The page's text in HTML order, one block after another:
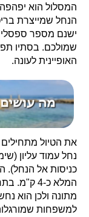
המסלול הוא יפהפה
הנחל שמייצרת
ישנם מספר ספסלי
שמולכם. בסתיו
האופיינית לעונה.
את הטיול
נחל עמוד עליון
כניסות אל הנחל).
המלא כ-4
מתונה ולכן הוא
למשפחות